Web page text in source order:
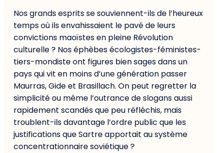
Nos grands esprits se souviennent-ils de l’heureux
temps où ils envahissaient le pavé de leurs
convictions maoïstes en pleine Révolution
culturelle ? Nos éphèbes écologistes-féministes-
tiers-mondiste ont figures bien sages dans un
pays qui vit en moins d’une génération passer
Maurras, Gide et Brasillach. On peut regretter la
simplicité ou même l’outrance de slogans aussi
rapidement scandés que peu réfléchis, mais
troublent-ils davantage l’ordre public que les
justifications que Sartre apportait au système
concentrationnaire soviétique ?